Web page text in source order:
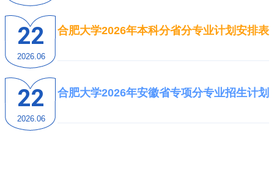
22
2026.06
合肥大学2026年本科分省分专业计划安排
22
2026.06
合肥大学2026年安徽省专项分专业招生计